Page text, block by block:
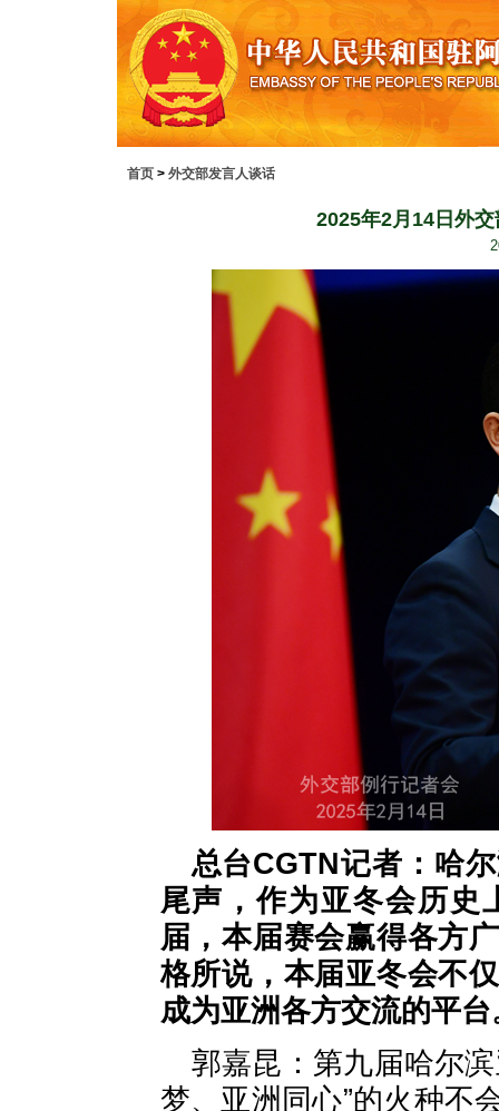
首页 > 外交部发言人谈话
2025年2月14日外
总台CGTN记者：哈
尾声，作为亚冬会历史
届，本届赛会赢得各方
格所说，本届亚冬会不
成为亚洲各方交流的平
郭嘉昆：第九届哈尔
梦、亚洲同心”的火种不